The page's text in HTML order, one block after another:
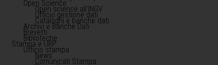
Open Science
Open science all'INGV
Ufficio gestione dati
Cataloghi e banche dati
Archivi e Banche Dati
Brevetti
Biblioteche
Stampa e URP
Ufficio stampa
News
Comunicati Stampa